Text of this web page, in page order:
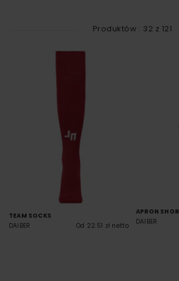
Produktów : 32 z 121
TEAM SOCKS
DAIBER
Od 22.51 zł netto
APRON
DAIBER